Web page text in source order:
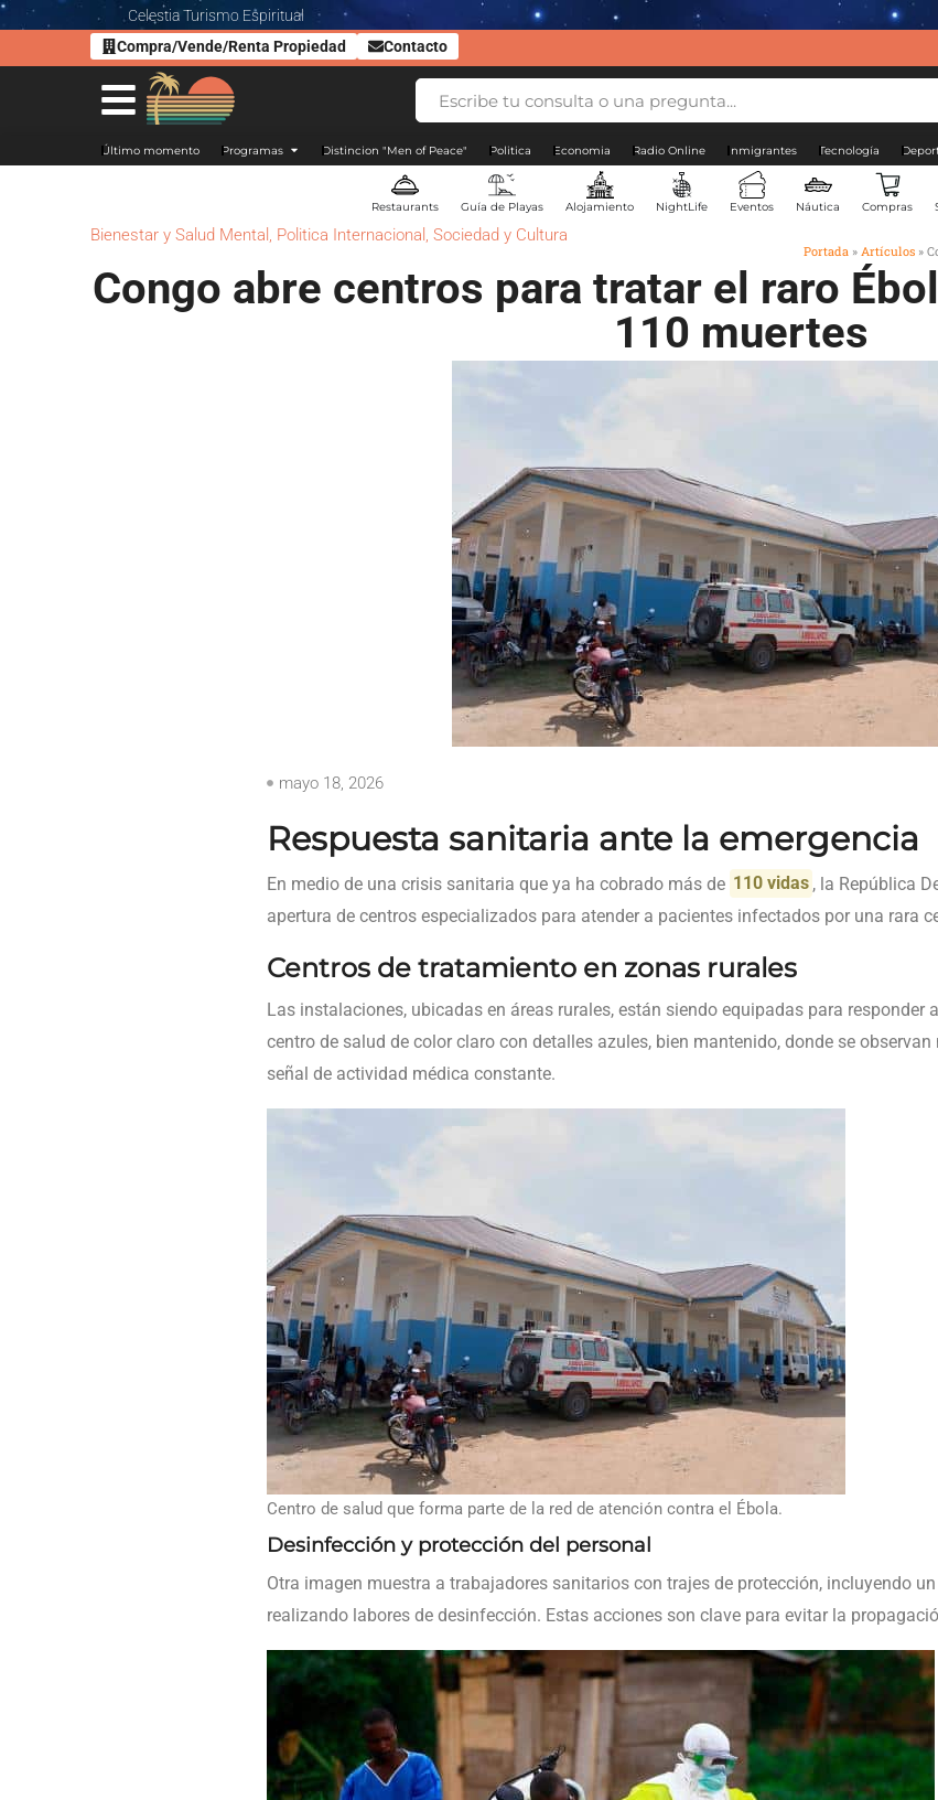
Celestia Turismo Espiritual
Compra/Vende/Renta Propiedad
Contacto
Último momento Programas Distincion "Men of Peace" Politica Economia Radio Online Inmigrantes Tecnología
Restaurants Guía de Playas Alojamiento NightLife Eventos Náutica Compras
Bienestar y Salud Mental , Politica Internacional , Sociedad y Cultura
Portada » Artículos »
Congo abre centros para tratar el raro
110 muertes
mayo 18, 2026
Respuesta sanitaria ante la emergencia
En medio de una crisis sanitaria que ya ha cobrado más de 110 vidas , la República
apertura de centros especializados para atender a pacientes infectados por una rara
Centros de tratamiento en zonas rurales
Las instalaciones, ubicadas en áreas rurales, están siendo equipadas para responder
centro de salud de color claro con detalles azules, bien mantenido, donde se
señal de actividad médica constante.
Centro de salud que forma parte de la red de atención contra el Ébola.
Desinfección y protección del personal
Otra imagen muestra a trabajadores sanitarios con trajes de protección, incluyendo
realizando labores de desinfección. Estas acciones son clave para evitar la